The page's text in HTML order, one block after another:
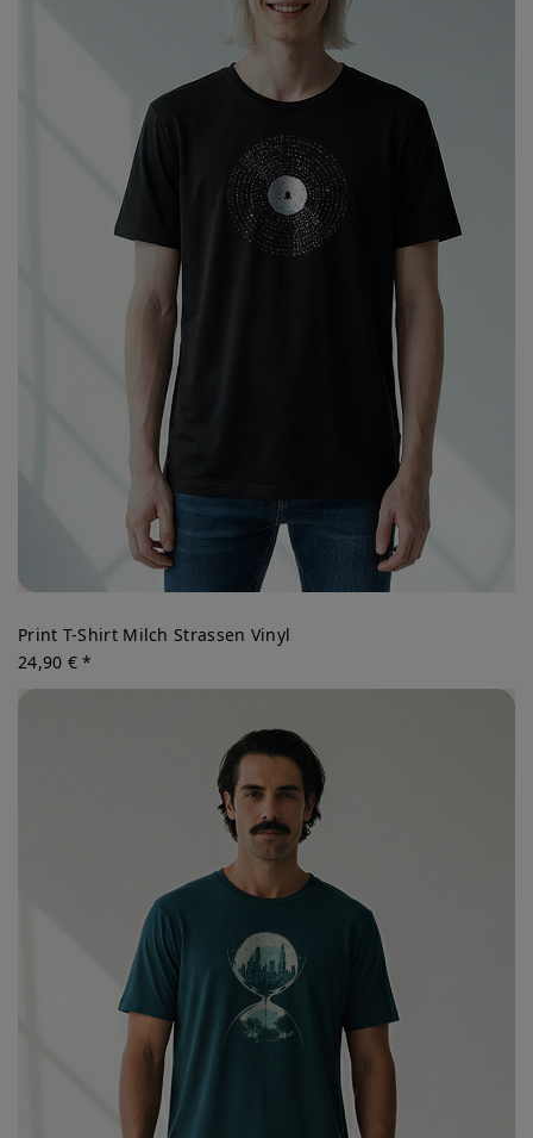
Print T-Shirt Milch Strassen Vinyl
24,90 € *